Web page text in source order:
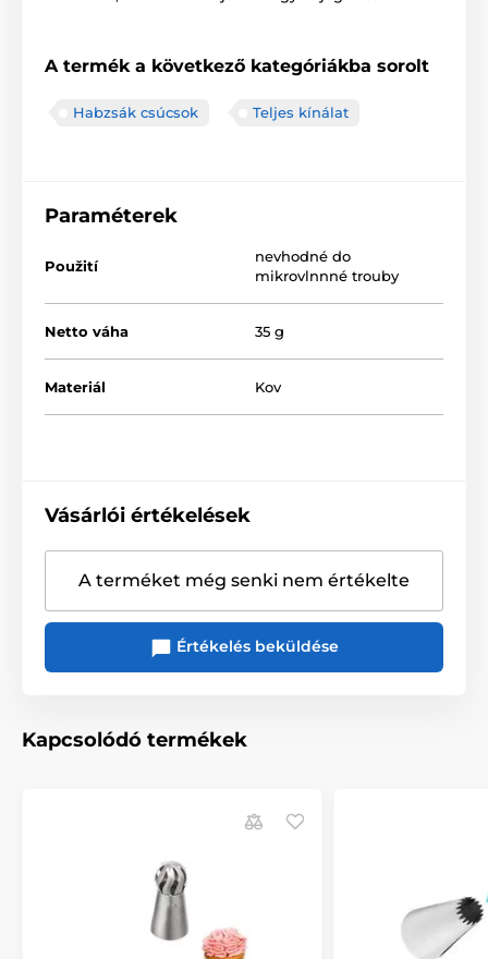
A termék a következő kategóriákba sorolt
Habzsák csúcsok Teljes kínálat
Paraméterek
Použití
nevhodné do
mikrovlnnné trouby
Netto váha 35 g
Materiál Kov
Vásárlói értékelések
A terméket még senki nem értékelte
Értékelés beküldése
Kapcsolódó termékek